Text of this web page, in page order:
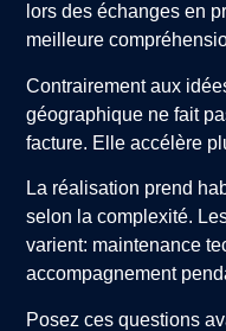
lors des échanges en
meilleure
Contrairement aux
géographique ne fait
facture. Elle accélère
La réalisation prend
selon la complexité.
varient: maintenance
accompagnement
Posez ces questions